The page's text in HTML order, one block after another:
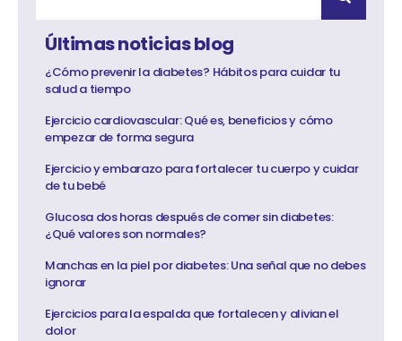
Últimas noticias blog
¿Cómo prevenir la diabetes? Hábitos para cuidar tu
salud a tiempo
Ejercicio cardiovascular: Qué es, beneficios y cómo
empezar de forma segura
Ejercicio y embarazo para fortalecer tu cuerpo y cuidar
de tu bebé
Glucosa dos horas después de comer sin diabetes:
¿Qué valores son normales?
Manchas en la piel por diabetes: Una señal que no debes
ignorar
Ejercicios para la espalda que fortalecen y alivian el
dolor